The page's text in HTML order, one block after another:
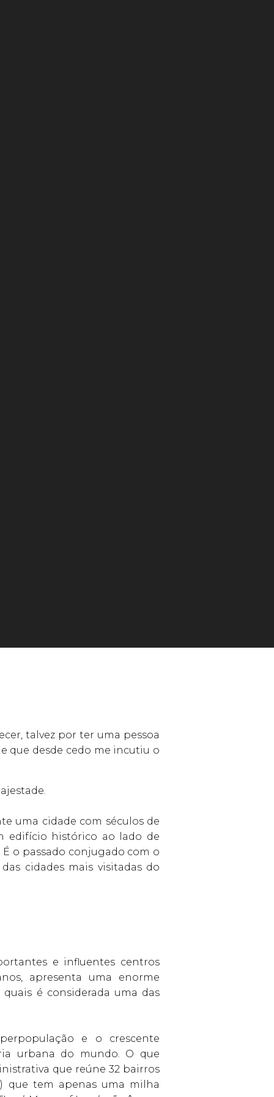
talvez por ter uma pessoa
que desde cedo me incutiu o
uma cidade com séculos de
edifício histórico ao lado de
o passado conjugado com o
cidades mais visitadas do
e influentes centros
apresenta uma enorme
é considerada uma das
e o crescente
urbana do mundo. O que
que reúne 32 bairros
) que tem apenas uma milha